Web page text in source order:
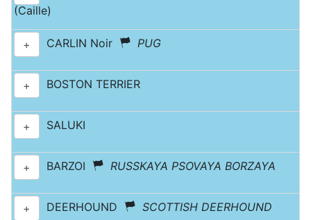
(Caille)
+ CARLIN Noir PUG
+ BOSTON TERRIER
+ SALUKI
+ BARZOI RUSSKAYA PSOVAYA BORZAYA
+ DEERHOUND SCOTTISH DEERHOUND